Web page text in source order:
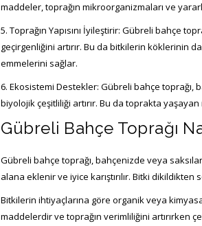
maddeler, toprağın mikroorganizmaları ve
5. Toprağın Yapısını İyileştirir: Gübreli bahçe
geçirgenliğini artırır. Bu da bitkilerin köklerinin
emmelerini sağlar.
6. Ekosistemi Destekler: Gübreli bahçe toprağı,
biyolojik çeşitliliği artırır. Bu da toprakta
Gübreli Bahçe Toprağı
Gübreli bahçe toprağı, bahçenizde veya
alana eklenir ve iyice karıştırılır. Bitki dikildikten
Bitkilerin ihtiyaçlarına göre organik veya
maddelerdir ve toprağın verimliliğini artırırken